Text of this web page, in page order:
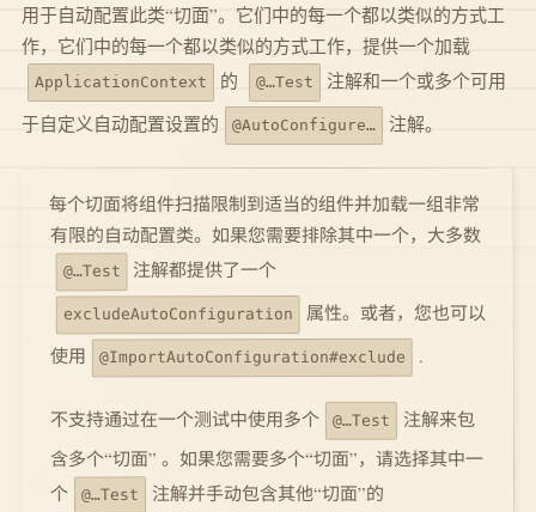
用于自动配置此类“切面”。它们中的每一个都以类似的方式工
作，它们中的每一个都以类似的方式工作，提供一个加载
ApplicationContext 的 @…Test
注解和一个或多个可用
于自定义自动配置设置的
@AutoConfigure… 注解。
每个切面将组件扫描限制到适当的组件并加载一组非常
有限的自动配置类。如果您需要排除其中一个，大多数
@…Test 注解都提供了一个
excludeAutoConfiguration 属性。或者，您也可以
使用 @ImportAutoConfiguration#exclude .
不支持通过在一个测试中使用多个 @…Test 注解来包
含多个“切面” 。如果您需要多个“切面”，请选择其中一
个 @…Test 注解并手动包含其他“切面”的